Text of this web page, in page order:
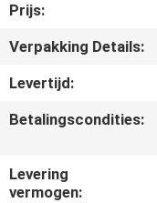
VERZOEK
OM EEN
NEWS
Prijs:
Verpakking Details:
Levertijd:
Betalingscondities:
Levering
vermogen: